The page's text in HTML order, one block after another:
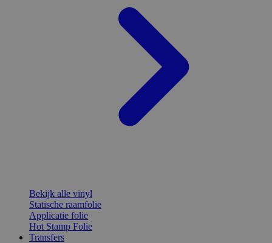
Bekijk alle vinyl
Statische raamfolie
Applicatie folie
Hot Stamp Folie
Transfers